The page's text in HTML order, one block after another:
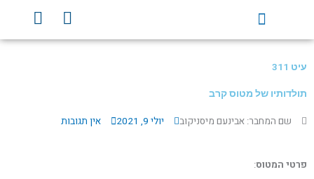
F
a
c
o
k
Y
o
u
עיט 311
תולדותיו של מטוס קרב
שם המחבר: אבינעם מיסניקוב יולי 9, 2021 אין תגובות
פרטי המטוס: